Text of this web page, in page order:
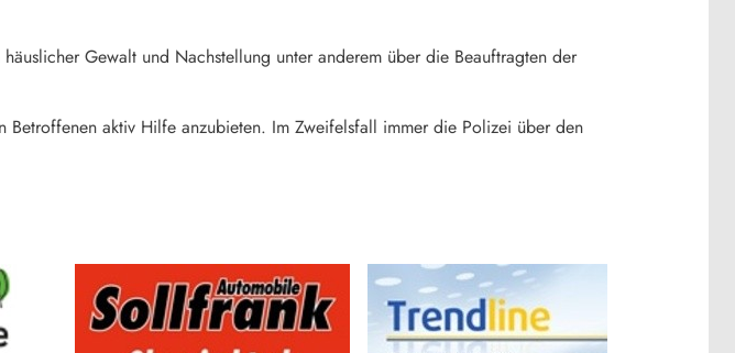
Gewalt und Nachstellung unter anderem über die Beauftragten der
aktiv Hilfe anzubieten. Im Zweifelsfall immer die Polizei über den